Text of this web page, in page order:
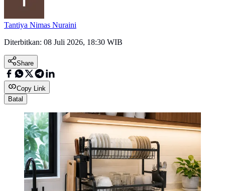
Tantiya Nimas Nuraini
Diterbitkan: 08 Juli 2026, 18:30 WIB
Share
Copy Link
Batal